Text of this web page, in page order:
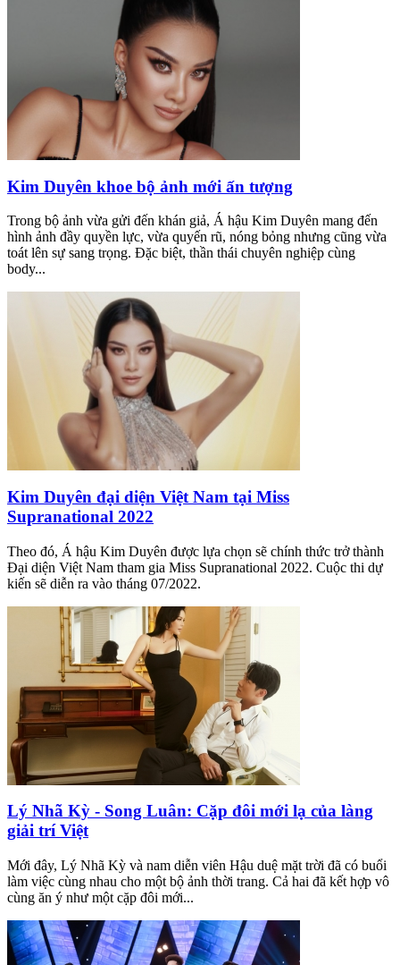
Kim Duyên khoe bộ ảnh mới ấn tượng
Trong bộ ảnh vừa gửi đến khán giả, Á hậu Kim Duyên mang đến
hình ảnh đầy quyền lực, vừa quyến rũ, nóng bỏng nhưng cũng vừa
toát lên sự sang trọng. Đặc biệt, thần thái chuyên nghiệp cùng
body...
Kim Duyên đại diện Việt Nam tại Miss
Supranational 2022
Theo đó, Á hậu Kim Duyên được lựa chọn sẽ chính thức trở thành
Đại diện Việt Nam tham gia Miss Supranational 2022. Cuộc thi dự
kiến sẽ diễn ra vào tháng 07/2022.
Lý Nhã Kỳ - Song Luân: Cặp đôi mới lạ của làng
giải trí Việt
Mới đây, Lý Nhã Kỳ và nam diễn viên Hậu duệ mặt trời đã có buổi
làm việc cùng nhau cho một bộ ảnh thời trang. Cả hai đã kết hợp vô
cùng ăn ý như một cặp đôi mới...